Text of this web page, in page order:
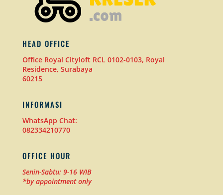
HEAD OFFICE
Office Royal Cityloft RCL 0102-0103, Royal
Residence, Surabaya
60215
INFORMASI
WhatsApp Chat:
082334210770
OFFICE HOUR
Senin-Sabtu: 9-16 WIB
*by appointment only